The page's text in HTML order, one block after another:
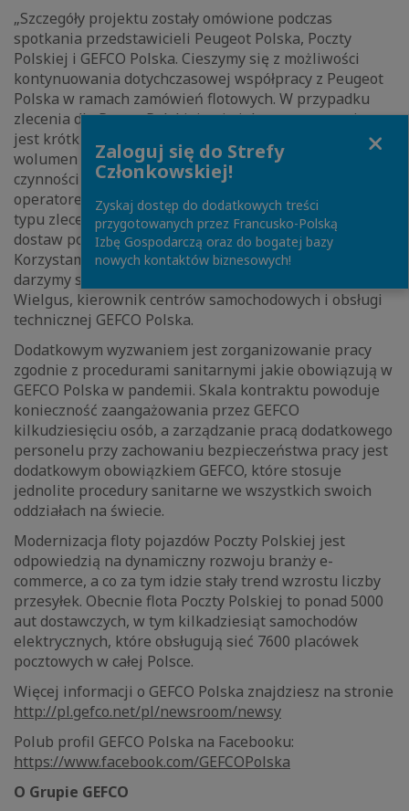
„Szczegóły projektu zostały omówione podczas
spotkania przedstawicieli Peugeot Polska, Poczty
Polskiej i GEFCO Polska. Cieszymy się z możliwości
kontynuowania dotychczasowej współpracy z Peugeot
Polska w ramach zamówień flotowych. W przypadku
zlecenia dla Poczty Polskiej największym wyzwaniem
jest krótki termin realizacji zlecenia oraz duży
wolumen pojazdów, które należy poddać szeregowi
czynności przygotowawczych. GEFCO jest głównym
operatorem logistycznym Peugeot Polska, więc tego
typu zlecenia wykonujemy ponad bieżącą obsługę
dostaw pojazdów w sieci dealerskiej Peugeot.
Korzystamy ze sprawdzonych rozwiązań logistycznych i
darzymy siebie dużym zaufaniem” – mówi Adam
Wielgus, kierownik centrów samochodowych i obsługi
technicznej GEFCO Polska.
Dodatkowym wyzwaniem jest zorganizowanie pracy
zgodnie z procedurami sanitarnymi jakie obowiązują w
GEFCO Polska w pandemii. Skala kontraktu powoduje
konieczność zaangażowania przez GEFCO
kilkudziesięciu osób, a zarządzanie pracą dodatkowego
personelu przy zachowaniu bezpieczeństwa pracy jest
dodatkowym obowiązkiem GEFCO, które stosuje
jednolite procedury sanitarne we wszystkich swoich
oddziałach na świecie.
Modernizacja floty pojazdów Poczty Polskiej jest
odpowiedzią na dynamiczny rozwoju branży e-
commerce, a co za tym idzie stały trend wzrostu liczby
przesyłek. Obecnie flota Poczty Polskiej to ponad 5000
aut dostawczych, w tym kilkadziesiąt samochodów
elektrycznych, które obsługują sieć 7600 placówek
pocztowych w całej Polsce.
Więcej informacji o GEFCO Polska znajdziesz na stronie
http://pl.gefco.net/pl/newsroom/newsy
Polub profil GEFCO Polska na Facebooku:
https://www.facebook.com/GEFCOPolska
O Grupie GEFCO
Zaloguj się do Strefy
Członkowskiej!
Zyskaj dostęp do dodatkowych treści
przygotowanych przez Francusko-Polską
Izbę Gospodarczą oraz do bogatej bazy
nowych kontaktów biznesowych!